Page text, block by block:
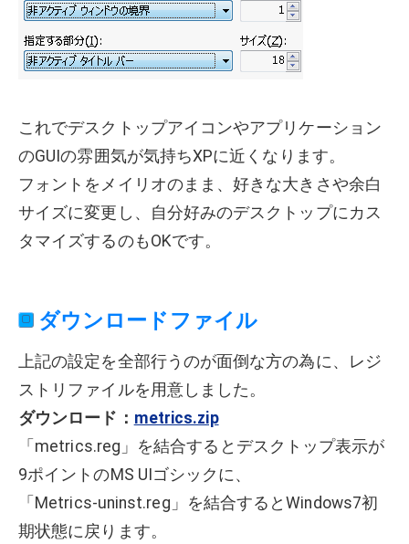
これでデスクトップアイコンやアプリケーション
のGUIの雰囲気が気持ちXPに近くなります。
フォントをメイリオのまま、好きな大きさや余白
サイズに変更し、自分好みのデスクトップにカス
タマイズするのもOKです。
ダウンロードファイル
上記の設定を全部行うのが面倒な方の為に、レジ
ストリファイルを用意しました。
ダウンロード： metrics.zip
「metrics.reg」を結合するとデスクトップ表示が
9ポイントのMS UIゴシックに、
「Metrics-uninst.reg」を結合するとWindows7初
期状態に戻ります。